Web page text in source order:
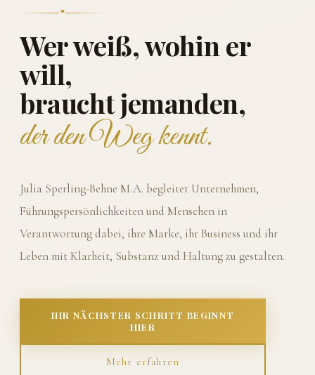
Wer weiß, wohin er
will,
braucht jemanden,
der den Weg kennt.
Julia Sperling-Behne M.A. begleitet Unternehmen,
Führungspersönlichkeiten und Menschen in
Verantwortung dabei, ihre Marke, ihr Business und ihr
Leben mit Klarheit, Substanz und Haltung zu gestalten.
IHR NÄCHSTER SCHRITT BEGINNT
HIER
Mehr erfahren